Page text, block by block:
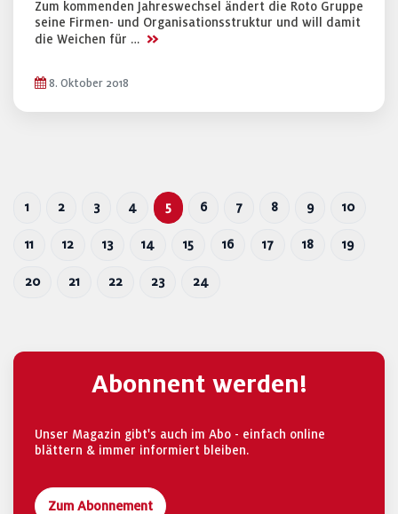
Zum kommenden Jahreswechsel ändert die Roto Gruppe
seine Firmen- und Organisationsstruktur und will damit
die Weichen für … >>
8. Oktober 2018
1 2 3 4 5 6 7 8 9 10
11 12 13 14 15 16 17 18 19
20 21 22 23 24
Abonnent werden!
Unser Magazin gibt's auch im Abo - einfach online
blättern & immer informiert bleiben.
Zum Abonnement